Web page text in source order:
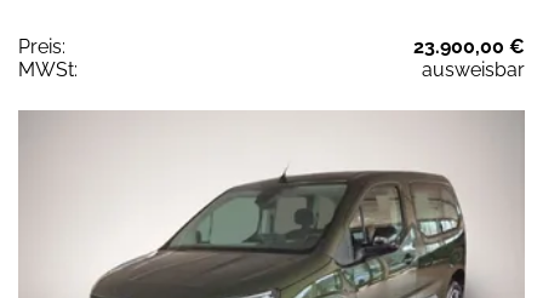
Preis:
23.900,00 €
MWSt:
ausweisbar